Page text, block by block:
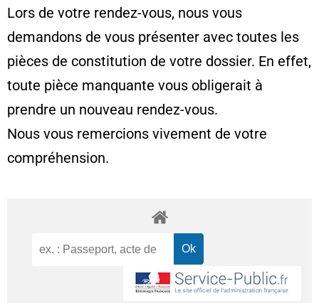
Lors de votre rendez-vous, nous vous
demandons de vous présenter avec toutes les
pièces de constitution de votre dossier. En effet,
toute pièce manquante vous obligerait à
prendre un nouveau rendez-vous.
Nous vous remercions vivement de votre
compréhension.